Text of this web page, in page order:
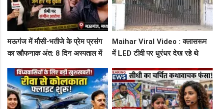
मऊगंज में मौसी-भतीजे के प्रेम प्रसंग
का खौफनाक अंत: 8 दिन अस्पताल में
आरोप!
Maihar Viral Video : क्लासरूम
में LED टीवी पर धुरंधर देख रहे थे
शिकायत